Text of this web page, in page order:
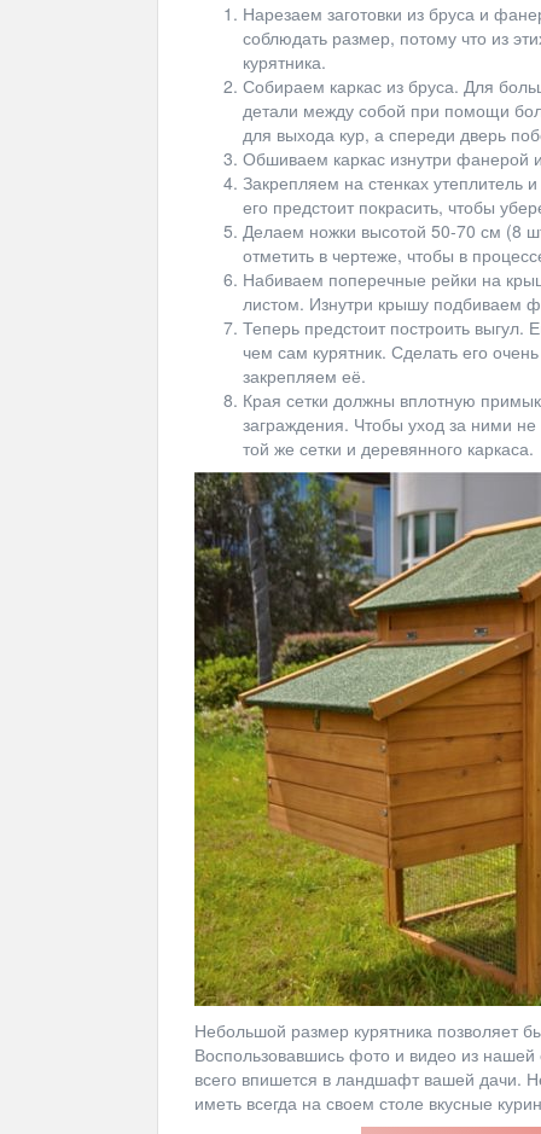
Нарезаем заготовки из бруса и
соблюдать размер, потому что из
курятника.
Собираем каркас из бруса. Для
детали между собой при помощи
для выхода кур, а спереди дверь
Обшиваем каркас изнутри фанерой
Закрепляем на стенках утеплитель
его предстоит покрасить, чтобы
Делаем ножки высотой 50-70 см (8
отметить в чертеже, чтобы в
Набиваем поперечные рейки на
листом. Изнутри крышу подбиваем
Теперь предстоит построить
чем сам курятник. Сделать его
закрепляем её.
Края сетки должны вплотную
заграждения. Чтобы уход за ними
той же сетки и деревянного каркаса.
Небольшой размер курятника позволяет
Воспользовавшись фото и видео из нашей
всего впишется в ландшафт вашей дачи.
иметь всегда на своем столе вкусные